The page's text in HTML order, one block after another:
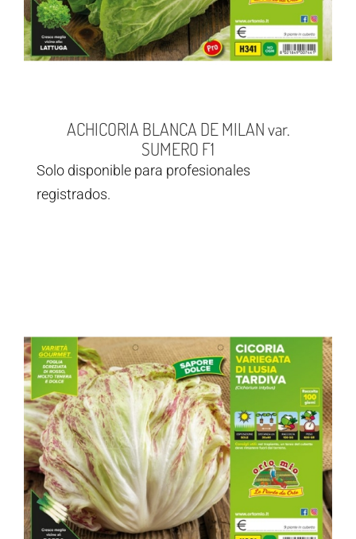
ACHICORIA BLANCA DE MILAN var.
SUMERO F1
Solo disponible para profesionales
registrados.